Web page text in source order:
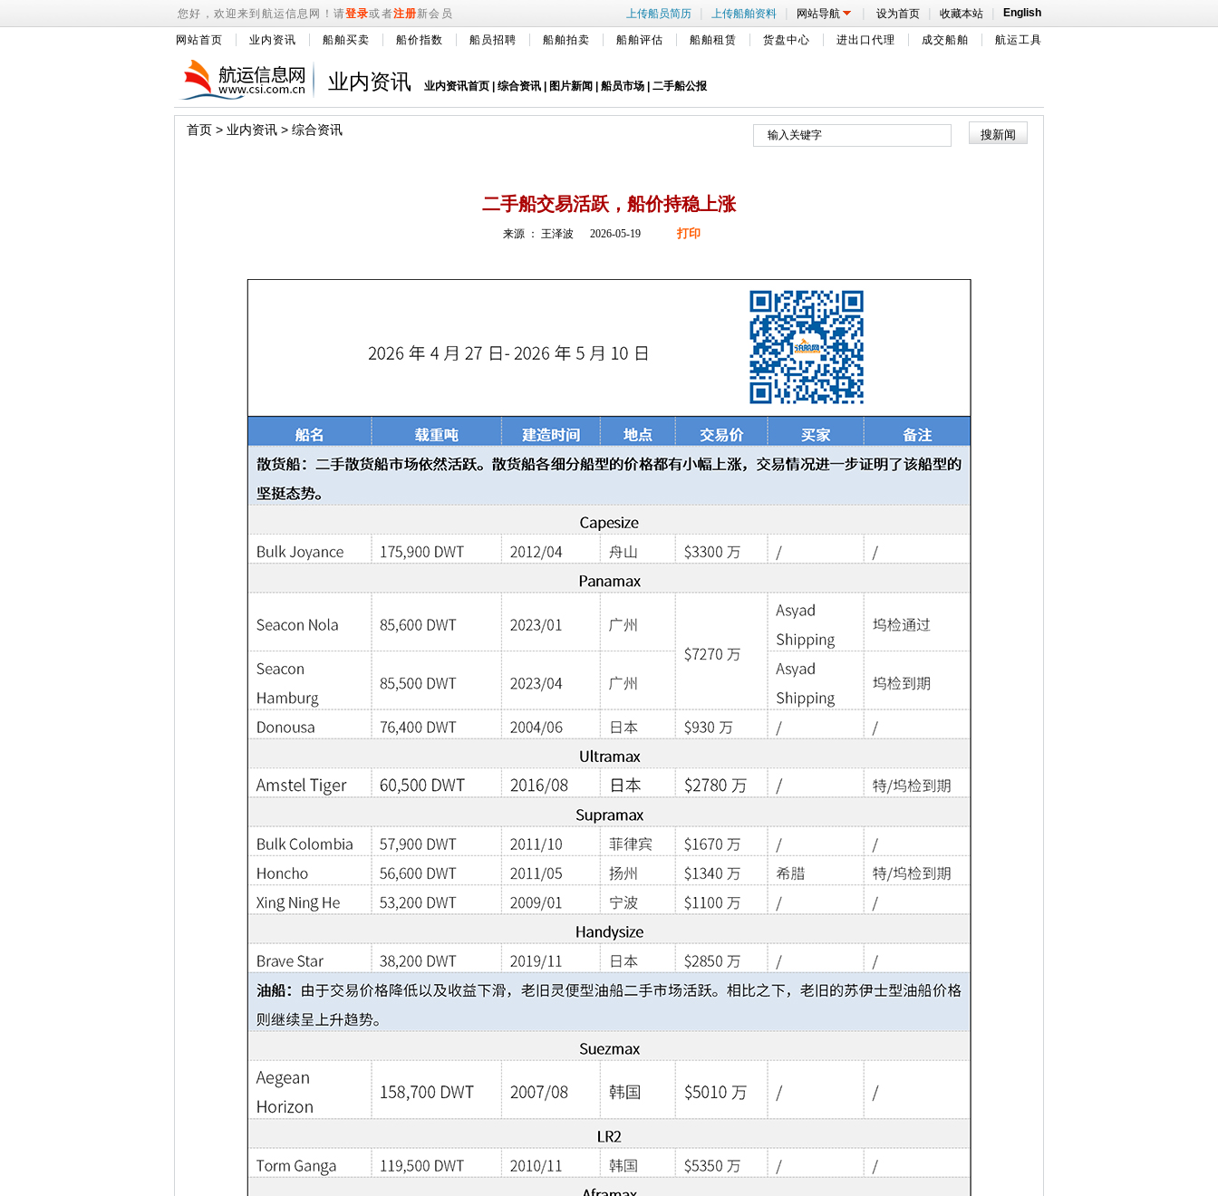
您好，欢迎来到航运信息网！请登录或者注册新会员 上传船员简历 | 上传船舶资料 | 网站导航 | 设为首页 | 收藏本站 | English
网站首页 业内资讯 船舶买卖 船价指数 船员招聘 船舶拍卖 船舶评估 船舶租赁 货盘中心 进出口代理 成交船舶 航运工具
业内资讯 业内资讯首页 综合资讯 图片新闻 船员市场 二手船公报
首页 > 业内资讯 > 综合资讯
二手船交易活跃，船价持稳上涨
来源 ： 王泽波 2026-05-19 打印